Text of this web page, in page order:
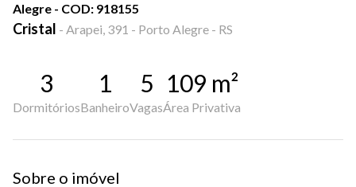
Alegre - COD: 918155
Cristal - Arapei, 391 - Porto Alegre - RS
3
Dormitórios
1
Banheiro
5
Vagas
109 m²
Área Privativa
Sobre o imóvel